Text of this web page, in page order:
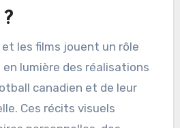
dans la société
les
et les films
en valeur de